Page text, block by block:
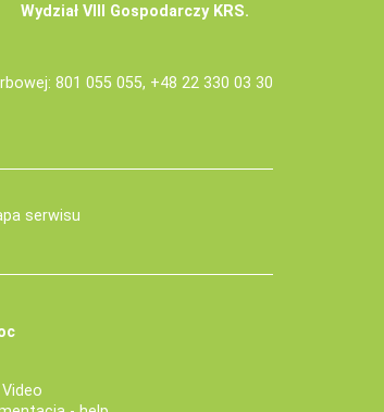
Wydział VIII Gospodarczy KRS.
801 055 055, +48 22 330 03 30
serwisu